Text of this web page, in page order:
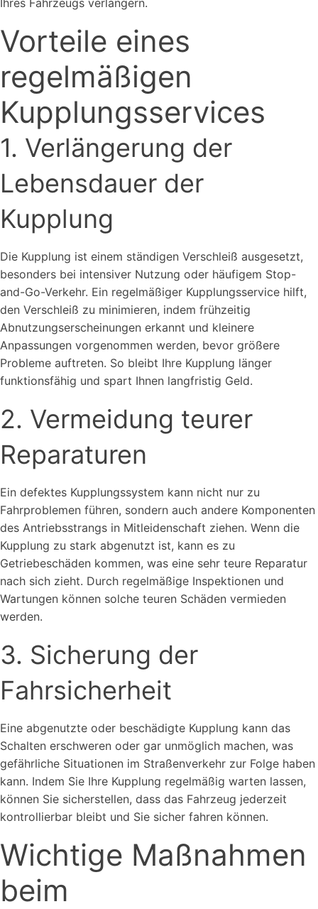
Ihres Fahrzeugs verlängern.
Vorteile eines
regelmäßigen
Kupplungsservices
1. Verlängerung der
Lebensdauer der
Kupplung
Die Kupplung ist einem ständigen Verschleiß ausgesetzt,
besonders bei intensiver Nutzung oder häufigem Stop-
and-Go-Verkehr. Ein regelmäßiger Kupplungsservice hilft,
den Verschleiß zu minimieren, indem frühzeitig
Abnutzungserscheinungen erkannt und kleinere
Anpassungen vorgenommen werden, bevor größere
Probleme auftreten. So bleibt Ihre Kupplung länger
funktionsfähig und spart Ihnen langfristig Geld.
2. Vermeidung teurer
Reparaturen
Ein defektes Kupplungssystem kann nicht nur zu
Fahrproblemen führen, sondern auch andere Komponenten
des Antriebsstrangs in Mitleidenschaft ziehen. Wenn die
Kupplung zu stark abgenutzt ist, kann es zu
Getriebeschäden kommen, was eine sehr teure Reparatur
nach sich zieht. Durch regelmäßige Inspektionen und
Wartungen können solche teuren Schäden vermieden
werden.
3. Sicherung der
Fahrsicherheit
Eine abgenutzte oder beschädigte Kupplung kann das
Schalten erschweren oder gar unmöglich machen, was
gefährliche Situationen im Straßenverkehr zur Folge haben
kann. Indem Sie Ihre Kupplung regelmäßig warten lassen,
können Sie sicherstellen, dass das Fahrzeug jederzeit
kontrollierbar bleibt und Sie sicher fahren können.
Wichtige Maßnahmen
beim